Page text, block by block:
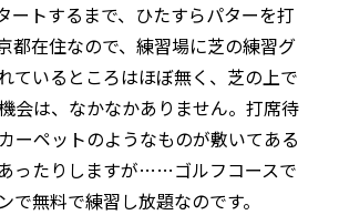
ートするまで、ひたすらパターを打
都在住なので、練習場に芝の練習グ
ているところはほぼ無く、芝の上で
会は、なかなかありません。打席待
ーペットのようなものが敷いてある
ったりしますが……ゴルフコースで
で無料で練習し放題なのです。